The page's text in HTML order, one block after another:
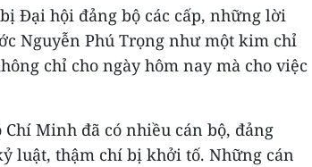
Đại hội đảng bộ các cấp, những lời
Nguyễn Phú Trọng như một kim chỉ
chỉ cho ngày hôm nay mà cho việc
Minh đã có nhiều cán bộ, đảng
luật, thậm chí bị khởi tố. Những cán